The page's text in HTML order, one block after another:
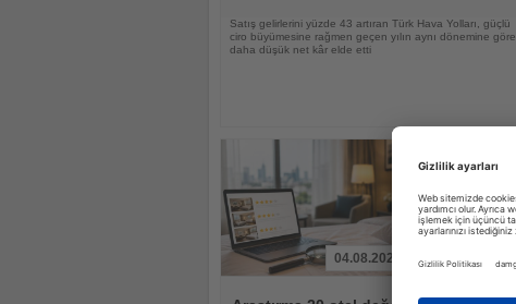
Satış gelirlerini yüzde 43 artıran Türk Hava Yolları, güçlü
ciro büyümesine rağmen geçen yılın aynı dönemine göre
daha düşük net kâr elde etti
04.08.2026